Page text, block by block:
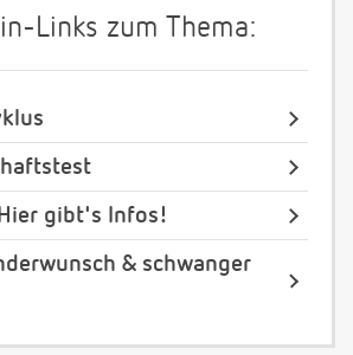
Links zum Thema:
gibt's Infos!
& schwanger